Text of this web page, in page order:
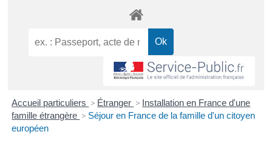
Accueil particuliers > Étranger > Installation en France d'une
famille étrangère > Séjour en France de la famille d'un citoyen
européen